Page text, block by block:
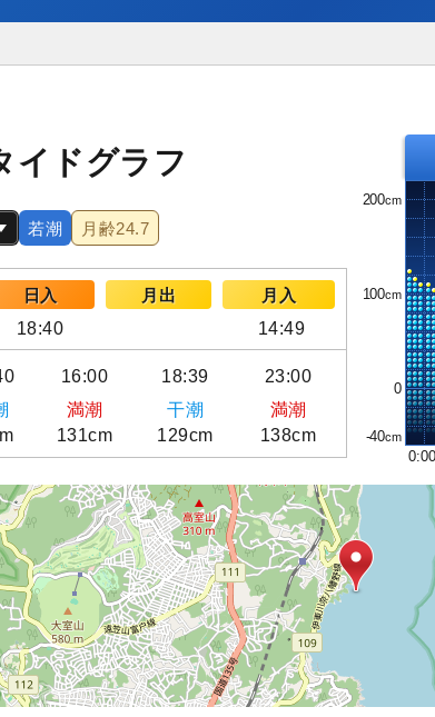
イドグラフ
若潮 月齢24.7
日入 月出
月入
18:40 14:49
16:00 18:39 23:00
満潮 干潮
満潮
131cm 129cm 138cm
200
100
0
-40
0:00